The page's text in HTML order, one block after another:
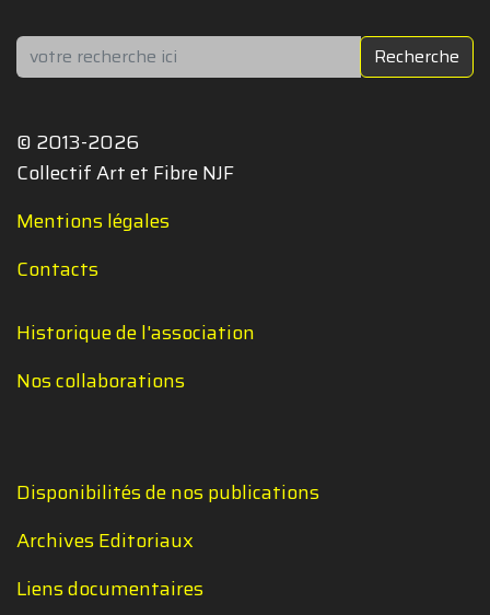
Rechercher Recherche
© 2013-2026
Collectif Art et Fibre NJF
Mentions légales
Contacts
Historique de l'association
Nos collaborations
Disponibilités de nos publications
Archives Editoriaux
Liens documentaires